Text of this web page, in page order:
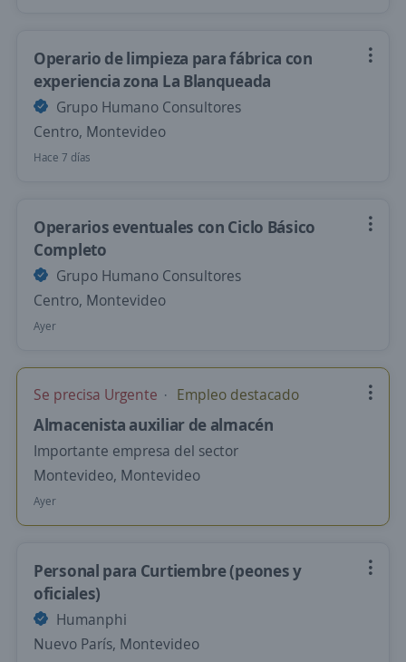
Operario de limpieza para fábrica con
experiencia zona La Blanqueada
Grupo Humano Consultores
Centro, Montevideo
Hace 7 días
Operarios eventuales con Ciclo Básico
Completo
Grupo Humano Consultores
Centro, Montevideo
Ayer
Se precisa Urgente Empleo destacado
Almacenista auxiliar de almacén
Importante empresa del sector
Montevideo, Montevideo
Ayer
Personal para Curtiembre (peones y
oficiales)
Humanphi
Nuevo París, Montevideo